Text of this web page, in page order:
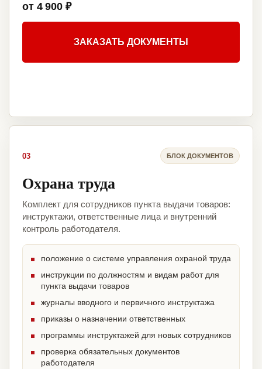
от 4 900 ₽
ЗАКАЗАТЬ ДОКУМЕНТЫ
03 БЛОК ДОКУМЕНТОВ
Охрана труда
Комплект для сотрудников пункта выдачи товаров:
инструктажи, ответственные лица и внутренний
контроль работодателя.
положение о системе управления охраной труда
инструкции по должностям и видам работ для
пункта выдачи товаров
журналы вводного и первичного инструктажа
приказы о назначении ответственных
программы инструктажей для новых сотрудников
проверка обязательных документов
работодателя